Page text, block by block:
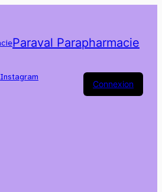
Paraval Parapharmacie
Instagram
Connexion